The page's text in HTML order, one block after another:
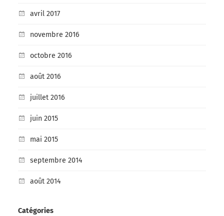
avril 2017
novembre 2016
octobre 2016
août 2016
juillet 2016
juin 2015
mai 2015
septembre 2014
août 2014
Catégories